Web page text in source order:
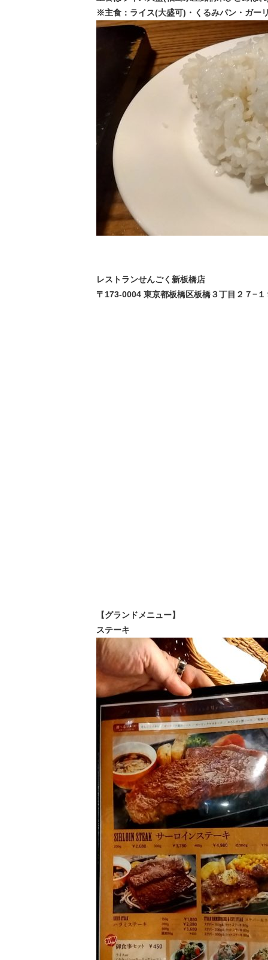
※主食：ライス(大盛可)・くるみパン・ガー
レストランせんごく新板橋店
〒173-0004 東京都板橋区板橋３丁目２７−１
【グランドメニュー】
ステーキ